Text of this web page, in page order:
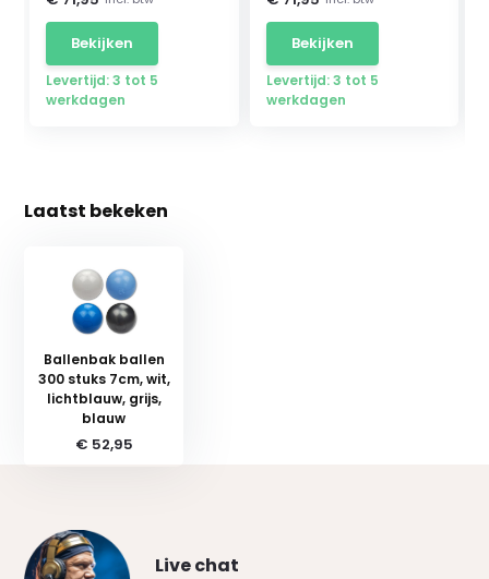
Bekijken
Levertijd: 3 tot 5
werkdagen
Bekijken
Levertijd: 3 tot 5
werkdagen
Laatst bekeken
Ballenbak ballen
300 stuks 7cm, wit,
lichtblauw, grijs,
blauw
€ 52,95
Live chat